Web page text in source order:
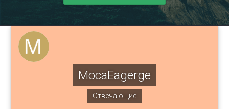
MocaEagerge
Отвечающие